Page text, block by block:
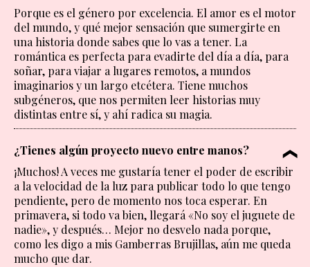
Porque es el género por excelencia. El amor es el motor
del mundo, y qué mejor sensación que sumergirte en
una historia donde sabes que lo vas a tener. La
romántica es perfecta para evadirte del día a día, para
soñar, para viajar a lugares remotos, a mundos
imaginarios y un largo etcétera. Tiene muchos
subgéneros, que nos permiten leer historias muy
distintas entre sí, y ahí radica su magia.
¿Tienes algún proyecto nuevo entre manos?
¡Muchos! A veces me gustaría tener el poder de escribir
a la velocidad de la luz para publicar todo lo que tengo
pendiente, pero de momento nos toca esperar. En
primavera, si todo va bien, llegará «No soy el juguete de
nadie», y después… Mejor no desvelo nada porque,
como les digo a mis Gamberras Brujillas, aún me queda
mucho que dar.